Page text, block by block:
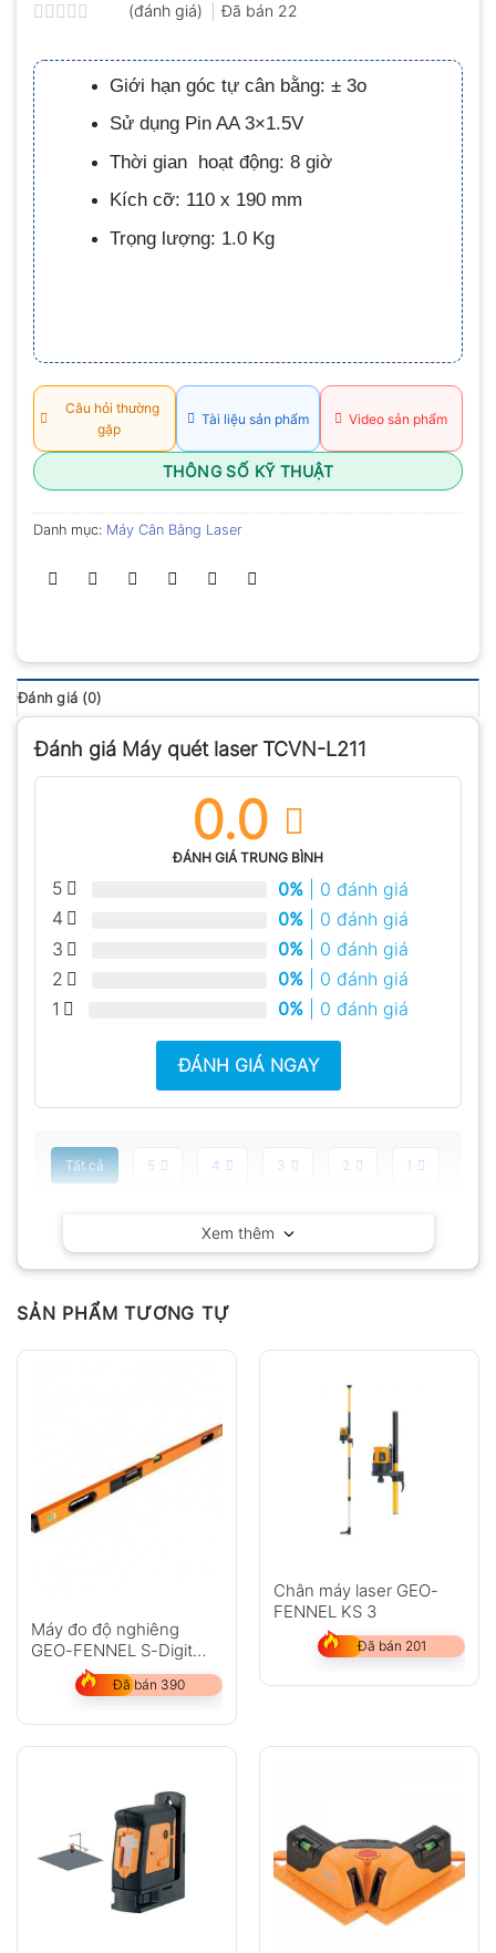
xếp
hạng
0.0
5
sao
(đánh giá) Đã bán 22
Giới hạn góc tự cân bằng: ± 3o
Sử dụng Pin AA 3×1.5V
Thời gian hoạt động: 8 giờ
Kích cỡ: 110 x 190 mm
Trọng lượng: 1.0 Kg
Câu hỏi thường
gặp
Tài liệu sản phẩm Video sản phẩm
THÔNG SỐ KỸ THUẬT
Danh mục: Máy Cân Bằng Laser
Đánh giá (0)
Đánh giá Máy quét laser TCVN-L211
0.0
ĐÁNH GIÁ TRUNG BÌNH
5 0% | 0 đánh giá
4
0% | 0 đánh giá
3
0% | 0 đánh giá
2
0% | 0 đánh giá
1
0% | 0 đánh giá
ĐÁNH GIÁ NGAY
Tất cả 5 4 3 2 1
Chưa có đánh giá nào.
Xem thêm
SẢN PHẨM TƯƠNG TỰ
Máy đo độ nghiêng
GEO-FENNEL S-Digit
120WL
Đã bán 390
Chân máy laser GEO-
FENNEL KS 3
Đã bán 201